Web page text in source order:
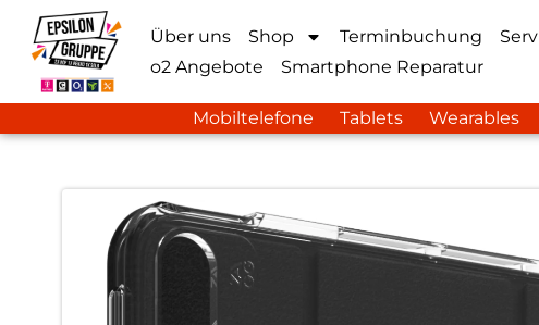
Über uns Shop Terminbuchung
o2 Angebote
Smartphone Reparatur
Mobiltelefone Tablets Wearables